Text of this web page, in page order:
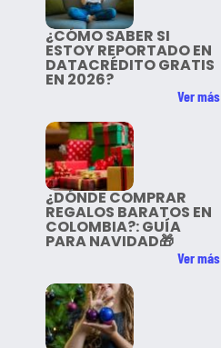
¿CÓMO SABER SI
ESTOY REPORTADO EN
DATACRÉDITO GRATIS
EN 2026?
Ver más
¿DÓNDE COMPRAR
REGALOS BARATOS EN
COLOMBIA?: GUÍA
PARA NAVIDAD🎁
Ver más